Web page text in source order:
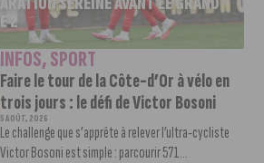
2
INFOS,SPORT
Faire le tour de la Côte-d’Or à vélo en
trois jours : le défi de Victor Bosoni
5 AOÛT, 2026
Le challenge que s’apprête à relever l’ultra-cycliste
Victor Bosoni est simple : parcourir 571...